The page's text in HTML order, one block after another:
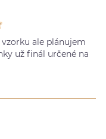
ale plánujem
už finál určené na